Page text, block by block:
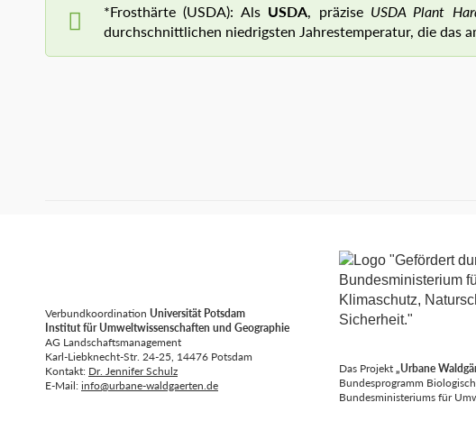
*Frosthärte (USDA): Als USDA, präzise USDA Plant
durchschnittlichen niedrigsten Jahrestemperatur, die das
Verbundkoordination Universität Potsdam
Institut für Umweltwissenschaften und Geographie
AG Landschaftsmanagement
Karl-Liebknecht-Str. 24-25, 14476 Potsdam
Kontakt: Dr. Jennifer Schulz
E-Mail:info@urbane-waldgaerten.de
Das Projekt„Urbane
Bundesprogramm
Bundesministeriums für